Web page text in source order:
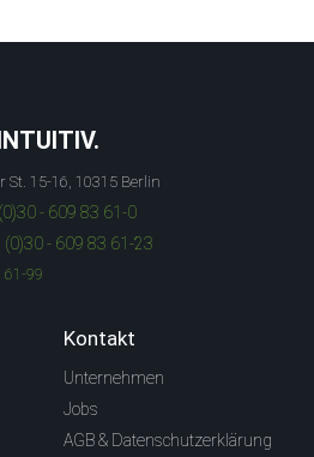
St. 15-16, 10315 Berlin
- 609 83 61-0
(0)30 - 609 83 61-23
61-99
Kontakt
Unternehmen
Jobs
AGB & Datenschutzerklärung